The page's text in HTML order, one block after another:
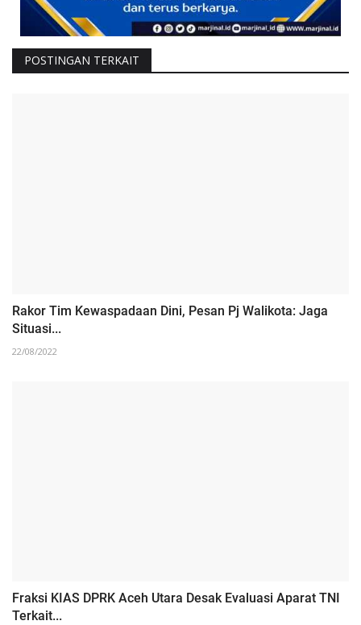
POSTINGAN TERKAIT
Rakor Tim Kewaspadaan Dini, Pesan Pj Walikota: Jaga
Situasi...
22/08/2022
Fraksi KIAS DPRK Aceh Utara Desak Evaluasi Aparat TNI
Terkait...